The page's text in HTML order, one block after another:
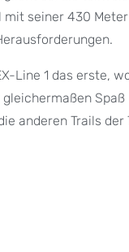
mit seiner 430 Meter
Line 1 das erste,
Spaß
anderen Trails der